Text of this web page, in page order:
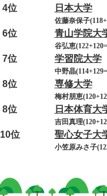
4位 日本大学
佐藤奈保子
6位 青山学院大
谷弘恵
7位 学習院大学
中野晶
8位 専修大学
梅村朋恵
8位 日本体育大
吉田真理
10位 聖心女子大
小笠原みさ子